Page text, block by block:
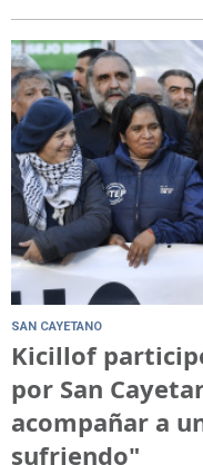
SAN CAYETANO
Kicillof
por San
acompañar a
sufriendo"